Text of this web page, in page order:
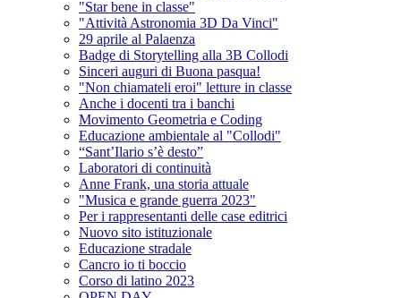
"Star bene in classe"
"Attività Astronomia 3D Da Vinci"
29 aprile al Palaenza
Badge di Storytelling alla 3B Collodi
Sinceri auguri di Buona pasqua!
"Non chiamateli eroi" letture in classe
Anche i docenti tra i banchi
Movimento Geometria e Coding
Educazione ambientale al "Collodi"
“Sant’Ilario s’è desto”
Laboratori di continuità
Anne Frank, una storia attuale
"Musica e grande guerra 2023"
Per i rappresentanti delle case editrici
Nuovo sito istituzionale
Educazione stradale
Cancro io ti boccio
Corso di latino 2023